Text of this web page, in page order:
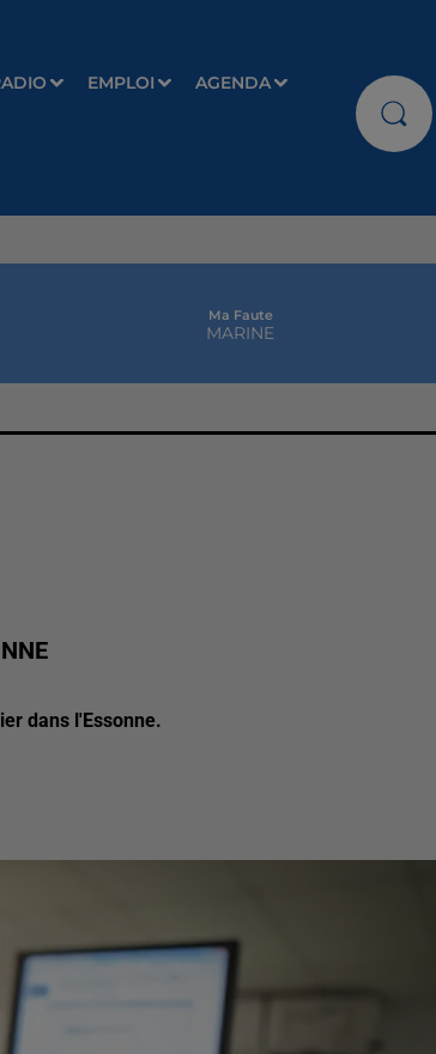
EMPLOI AGENDA
Ma Faute
MARINE
dans l'Essonne.